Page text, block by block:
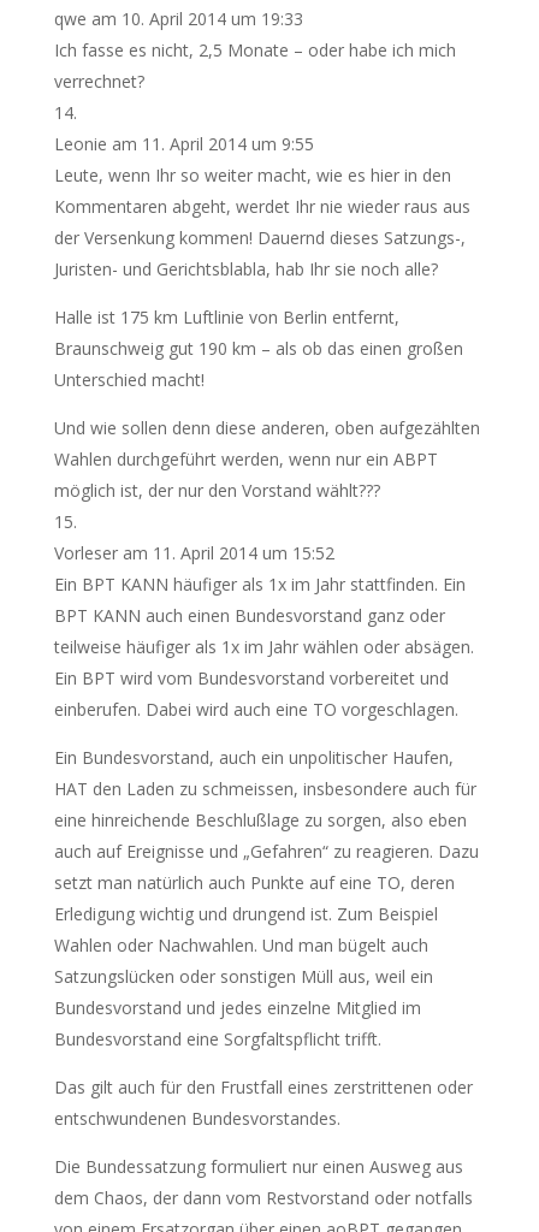
qwe am 10. April 2014 um 19:33
Ich fasse es nicht, 2,5 Monate – oder habe ich mich
verrechnet?
Leonie am 11. April 2014 um 9:55
Leute, wenn Ihr so weiter macht, wie es hier in den
Kommentaren abgeht, werdet Ihr nie wieder raus aus
der Versenkung kommen! Dauernd dieses Satzungs-,
Juristen- und Gerichtsblabla, hab Ihr sie noch alle?
Halle ist 175 km Luftlinie von Berlin entfernt,
Braunschweig gut 190 km – als ob das einen großen
Unterschied macht!
Und wie sollen denn diese anderen, oben aufgezählten
Wahlen durchgeführt werden, wenn nur ein ABPT
möglich ist, der nur den Vorstand wählt???
Vorleser am 11. April 2014 um 15:52
Ein BPT KANN häufiger als 1x im Jahr stattfinden. Ein
BPT KANN auch einen Bundesvorstand ganz oder
teilweise häufiger als 1x im Jahr wählen oder absägen.
Ein BPT wird vom Bundesvorstand vorbereitet und
einberufen. Dabei wird auch eine TO vorgeschlagen.
Ein Bundesvorstand, auch ein unpolitischer Haufen,
HAT den Laden zu schmeissen, insbesondere auch für
eine hinreichende Beschlußlage zu sorgen, also eben
auch auf Ereignisse und „Gefahren“ zu reagieren. Dazu
setzt man natürlich auch Punkte auf eine TO, deren
Erledigung wichtig und drungend ist. Zum Beispiel
Wahlen oder Nachwahlen. Und man bügelt auch
Satzungslücken oder sonstigen Müll aus, weil ein
Bundesvorstand und jedes einzelne Mitglied im
Bundesvorstand eine Sorgfaltspflicht trifft.
Das gilt auch für den Frustfall eines zerstrittenen oder
entschwundenen Bundesvorstandes.
Die Bundessatzung formuliert nur einen Ausweg aus
dem Chaos, der dann vom Restvorstand oder notfalls